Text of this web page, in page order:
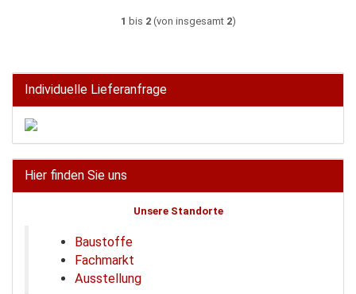
1 bis 2(von insgesamt 2)
Individuelle Lieferanfrage
Hier finden Sie uns
Unsere Standorte
Baustoffe
Fachmarkt
Ausstellung